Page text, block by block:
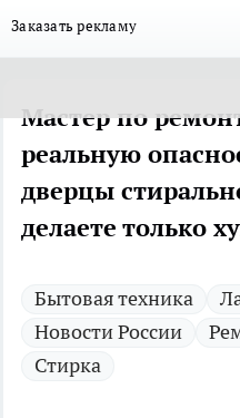
Заказать рекламу
Мастер по
реальную
дверцы
делаете только
Бытовая техника
Новости России
Стирка